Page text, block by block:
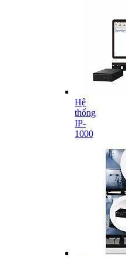
Hệ
thống
IP-
1000